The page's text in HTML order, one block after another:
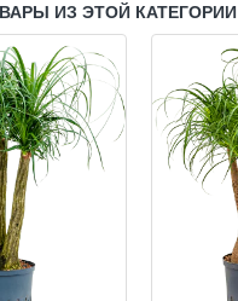
ИЗ ЭТОЙ КАТЕГОРИИ